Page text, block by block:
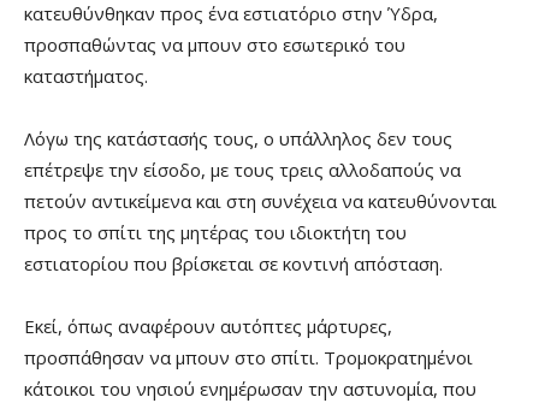
κατευθύνθηκαν προς ένα εστιατόριο στην Ύδρα,
προσπαθώντας να μπουν στο εσωτερικό του
καταστήματος.
Λόγω της κατάστασής τους, ο υπάλληλος δεν τους
επέτρεψε την είσοδο, με τους τρεις αλλοδαπούς να
πετούν αντικείμενα και στη συνέχεια να κατευθύνονται
προς το σπίτι της μητέρας του ιδιοκτήτη του
εστιατορίου που βρίσκεται σε κοντινή απόσταση.
​Εκεί, όπως αναφέρουν αυτόπτες μάρτυρες,
προσπάθησαν να μπουν στο σπίτι. Τρομοκρατημένοι
κάτοικοι του νησιού ενημέρωσαν την αστυνομία, που